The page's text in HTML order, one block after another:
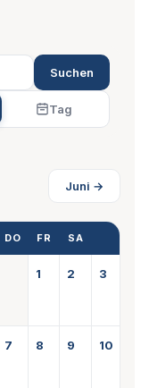
Suchen
Tag
Juni →
DO FR SA
1 2 3
7 8 9 10